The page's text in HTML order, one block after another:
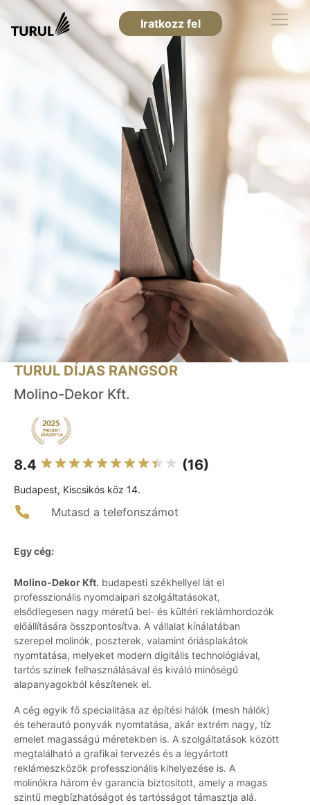
Iratkozz fel
TURUL DÍJAS RANGSOR
Molino-Dekor Kft.
8.4 (16)
Budapest, Kiscsikós köz 14.
Mutasd a telefonszámot
Egy cég:
Molino-Dekor Kft. budapesti székhellyel lát el
professzionális nyomdaipari szolgáltatásokat,
elsődlegesen nagy méretű bel- és kültéri reklámhordozók
előállítására összpontosítva. A vállalat kínálatában
szerepel molinók, poszterek, valamint óriásplakátok
nyomtatása, melyeket modern digitális technológiával,
tartós színek felhasználásával és kiváló minőségű
alapanyagokból készítenek el.
A cég egyik fő specialitása az építési hálók (mesh hálók)
és teherautó ponyvák nyomtatása, akár extrém nagy, tíz
emelet magasságú méretekben is. A szolgáltatások között
megtalálható a grafikai tervezés és a legyártott
reklámeszközök professzionális kihelyezése is. A
molinókra három év garancia biztosított, amely a magas
szintű megbízhatóságot és tartósságot támasztja alá.